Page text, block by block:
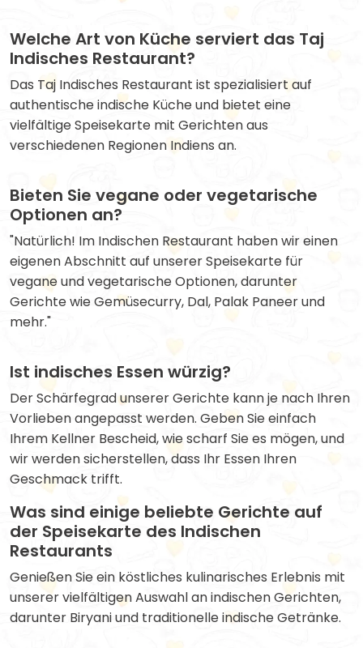
Welche Art von Küche serviert das Taj
Indisches Restaurant?
Das Taj Indisches Restaurant ist spezialisiert auf
authentische indische Küche und bietet eine
vielfältige Speisekarte mit Gerichten aus
verschiedenen Regionen Indiens an.
Bieten Sie vegane oder vegetarische
Optionen an?
"Natürlich! Im Indischen Restaurant haben wir einen
eigenen Abschnitt auf unserer Speisekarte für
vegane und vegetarische Optionen, darunter
Gerichte wie Gemüsecurry, Dal, Palak Paneer und
mehr."
Ist indisches Essen würzig?
Der Schärfegrad unserer Gerichte kann je nach Ihren
Vorlieben angepasst werden. Geben Sie einfach
Ihrem Kellner Bescheid, wie scharf Sie es mögen, und
wir werden sicherstellen, dass Ihr Essen Ihren
Geschmack trifft.
Was sind einige beliebte Gerichte auf
der Speisekarte des Indischen
Restaurants
Genießen Sie ein köstliches kulinarisches Erlebnis mit
unserer vielfältigen Auswahl an indischen Gerichten,
darunter Biryani und traditionelle indische Getränke.